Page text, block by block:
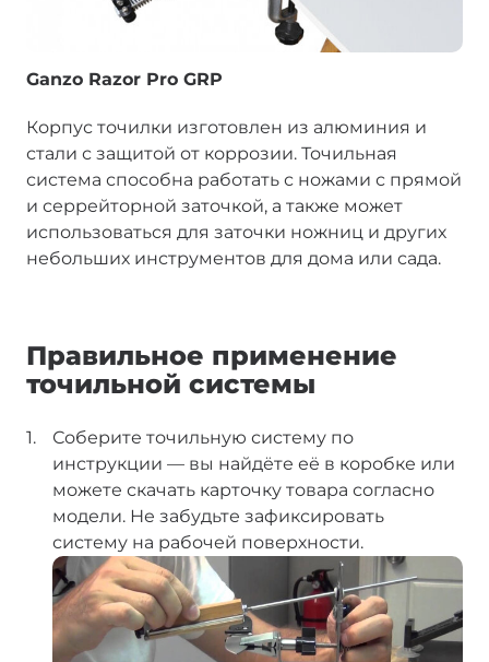
Ganzo Razor Pro GRP
Корпус точилки изготовлен из алюминия и
стали с защитой от коррозии. Точильная
система способна работать с ножами с прямой
и серрейторной заточкой, а также может
использоваться для заточки ножниц и других
небольших инструментов для дома или сада.
Правильное применение
точильной системы
Соберите точильную систему по
инструкции — вы найдёте её в коробке или
можете скачать карточку товара согласно
модели. Не забудьте зафиксировать
систему на рабочей поверхности.